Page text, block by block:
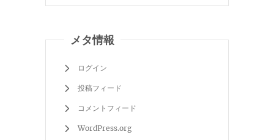
メタ情報
ログイン
投稿フィード
コメントフィード
WordPress.org